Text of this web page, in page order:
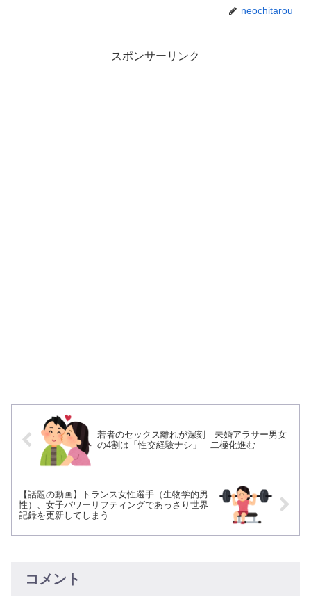
neochitarou
スポンサーリンク
若者のセックス離れが深刻 未婚アラサー男女
の4割は「性交経験ナシ」 二極化進む
【話題の動画】トランス女性選手（生物学的男
性）、女子パワーリフティングであっさり世界
記録を更新してしまう…
コメント